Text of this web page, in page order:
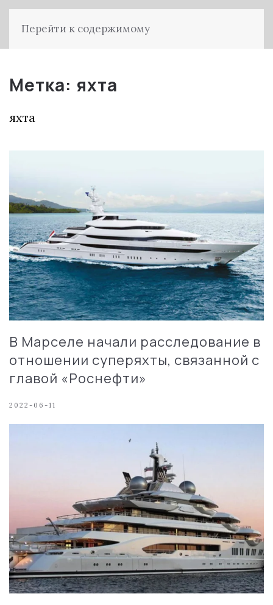
Перейти к содержимому
Метка: яхта
яхта
В Марселе начали расследование в
отношении суперяхты, связанной с
главой «Роснефти»
2022-06-11